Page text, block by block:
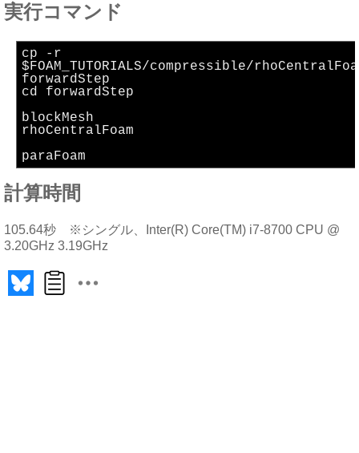
実行コマンド
cp -r
$FOAM_TUTORIALS/compressible/
forwardStep
cd forwardStep
blockMesh
rhoCentralFoam
paraFoam
計算時間
105.64秒 ※シングル、Inter(R) Core(TM) i7-8700 CPU @
3.20GHz 3.19GHz